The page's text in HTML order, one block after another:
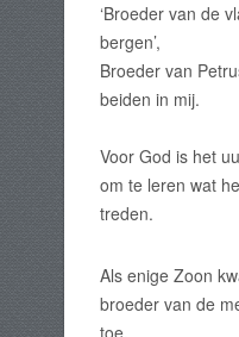
‘Broeder van de
bergen’,
Broeder van
beiden in mij.
Voor God is het
om te leren wat
treden.
Als enige Zoon
broeder van de